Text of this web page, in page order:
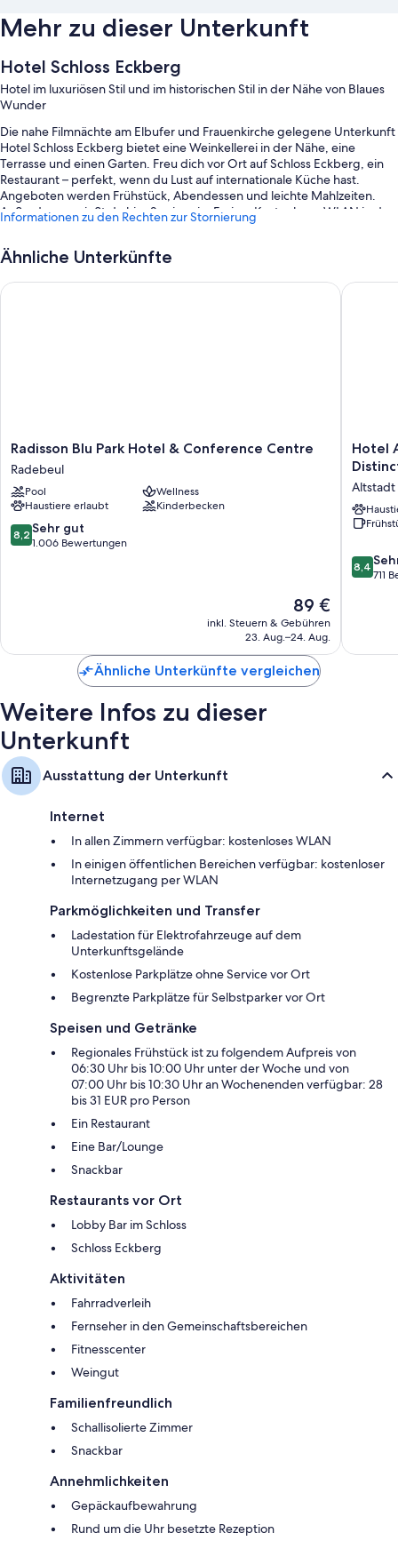
Mehr zu dieser Unterkunft
Hotel Schloss Eckberg
Hotel im luxuriösen Stil und im historischen Stil in der Nähe von Blaues
Wunder
Die nahe Filmnächte am Elbufer und Frauenkirche gelegene Unterkunft
Hotel Schloss Eckberg bietet eine Weinkellerei in der Nähe, eine
Terrasse und einen Garten. Freu dich vor Ort auf Schloss Eckberg, ein
Restaurant – perfekt, wenn du Lust auf internationale Küche hast.
Angeboten werden Frühstück, Abendessen und leichte Mahlzeiten.
Außerdem genießt du hier Speisen im Freien. Kostenloses WLAN in den
Zimmern sorgt dafür, dass du auch auf Reisen mit Daheimgebliebenen
Textilreinigungsservice und eine Bar freuen.
Während deines Aufenthalts erwarten dich außerdem die folgenden
Zimmerausstattung
Alle 84 Zimmer bestechen durch Annehmlichkeiten wie kostenloses
WLAN, Safes und eine Schallisolierung.
Weitere Komforts in den Zimmern sind unter anderem:
Badezimmer mit unweltfreundlichen Kosmetikartikeln und Duschen
Informationen zu den Rechten zur Stornierung
Ähnliche Unterkünfte
Radisson
Blu
Park
Hotel
&
Conference
Centre
Radisson Blu Park Hotel & Conference Centre
Radebeul
Pool
Wellness
Haustiere erlaubt
Kinderbecken
8.2
von
8,2 Sehr gut
1.006 Bewertungen
Der
Preis
beträgt
89 €
inkl. Steuern & Gebühren
23. Aug.–24. Aug.
Radisson Blu Park Hotel & Conference Centre
Hotel
Am
Altstadt
Hotel
Altstadt
8.4
von
8,4
711
Hotel
Ähnliche Unterkünfte vergleichen
Weitere Infos zu dieser
Unterkunft
Ausstattung der Unterkunft
Internet
In allen Zimmern verfügbar: kostenloses WLAN
In einigen öffentlichen Bereichen verfügbar: kostenloser
Internetzugang per WLAN
Parkmöglichkeiten und Transfer
Ladestation für Elektrofahrzeuge auf dem
Unterkunftsgelände
Kostenlose Parkplätze ohne Service vor Ort
Begrenzte Parkplätze für Selbstparker vor Ort
Speisen und Getränke
Regionales Frühstück ist zu folgendem Aufpreis von
06:30 Uhr bis 10:00 Uhr unter der Woche und von
07:00 Uhr bis 10:30 Uhr an Wochenenden verfügbar: 28
bis 31 EUR pro Person
Ein Restaurant
Eine Bar/Lounge
Snackbar
Restaurants vor Ort
Lobby Bar im Schloss
Schloss Eckberg
Aktivitäten
Fahrradverleih
Fernseher in den Gemeinschaftsbereichen
Fitnesscenter
Weingut
Familienfreundlich
Schallisolierte Zimmer
Snackbar
Annehmlichkeiten
Gepäckaufbewahrung
Rund um die Uhr besetzte Rezeption